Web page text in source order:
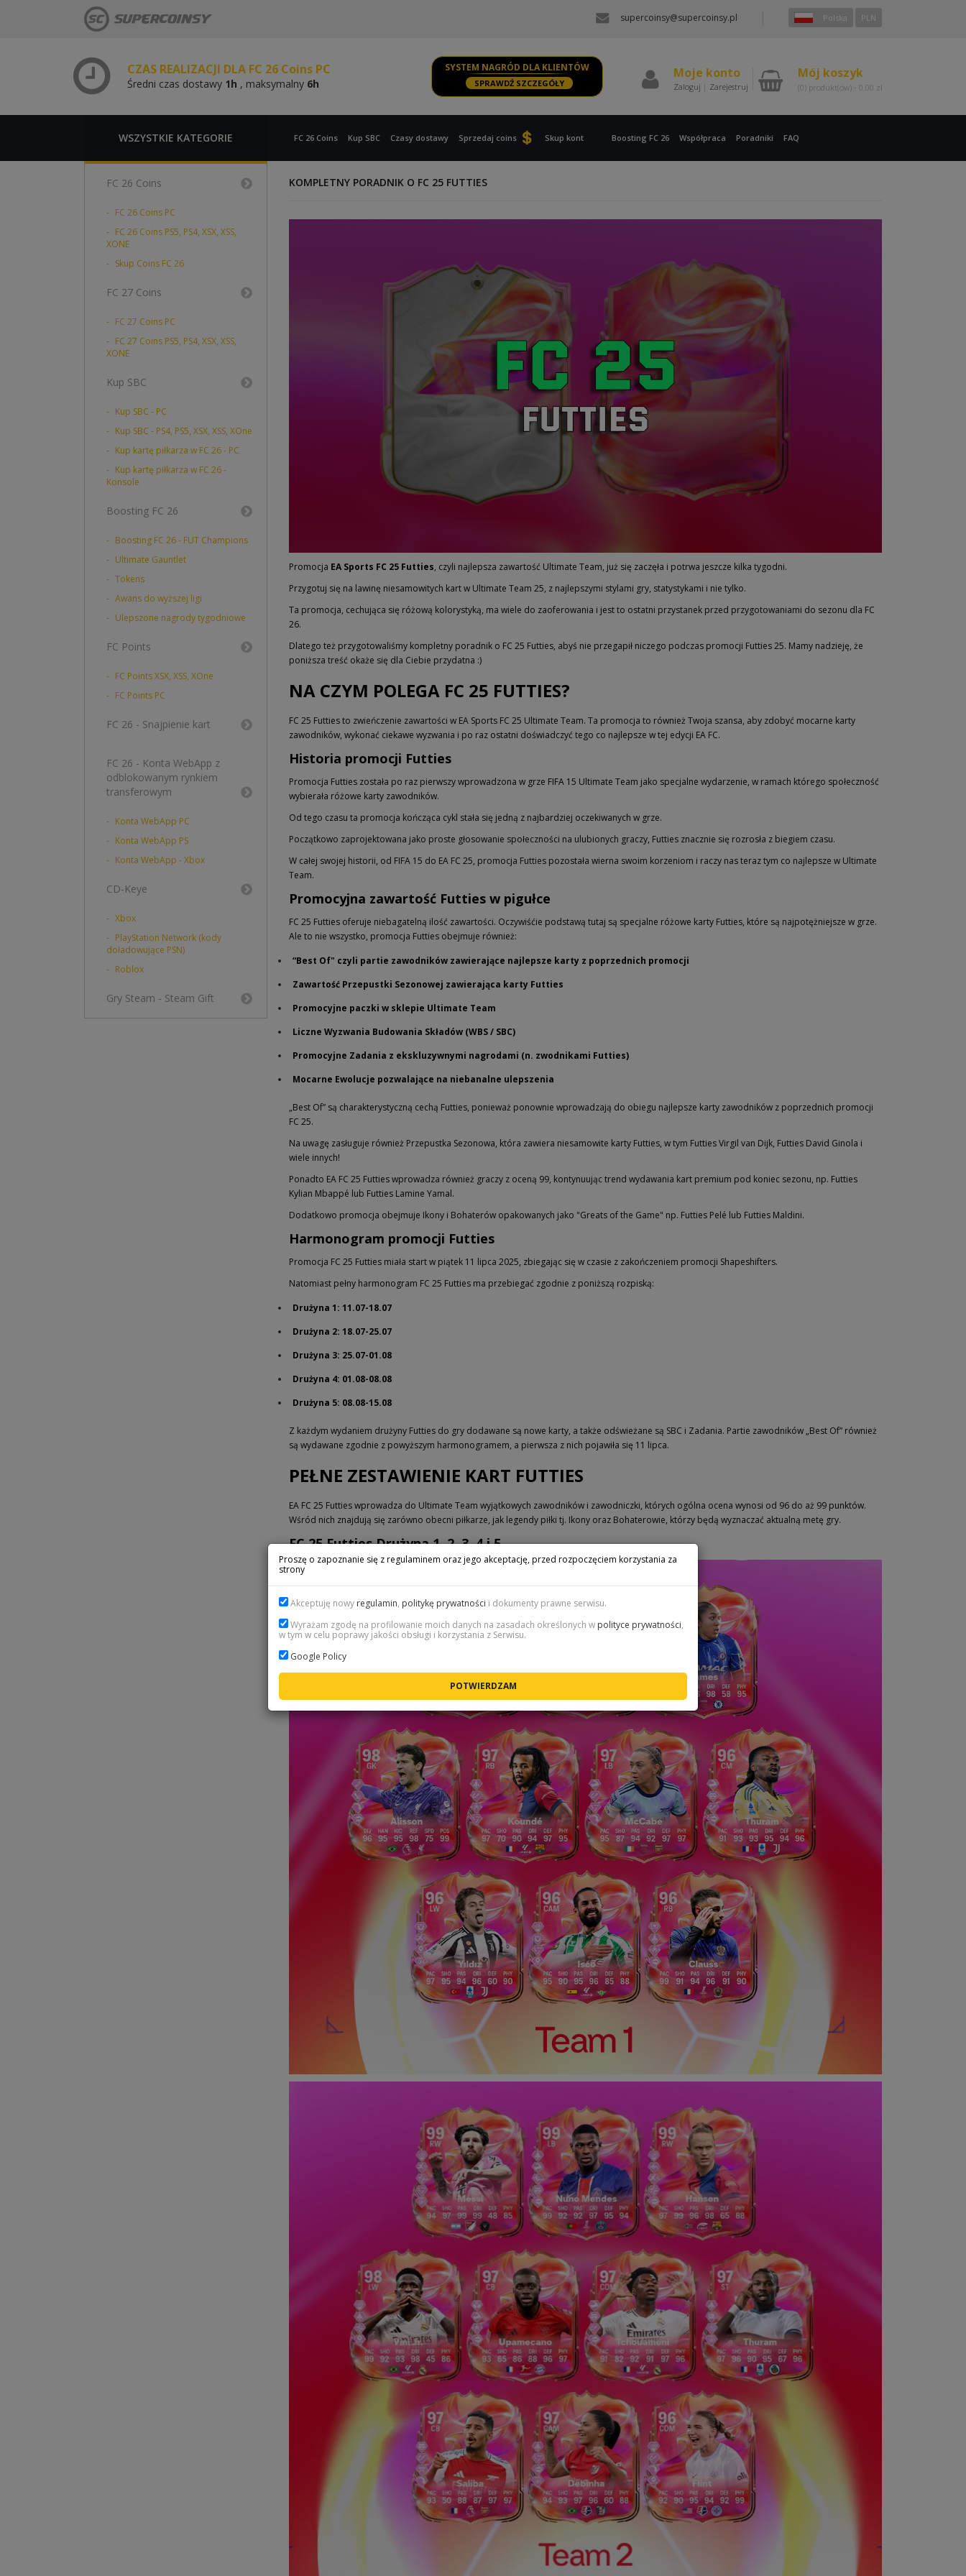
supercoinsy@supercoinsy.pl Polska PLN
CZAS REALIZACJI DLA FC 26 Coins PC
Średni czas dostawy 1h , maksymalny 6h
SYSTEM NAGRÓD DLA KLIENTÓW
SPRAWDŹ SZCZEGÓŁY
Moje konto
Zaloguj | Zarejestruj
Mój koszyk
(0) produkt(ów) - 0.00 zł
WSZYSTKIE KATEGORIE FC 26 Coins Kup SBC Czasy dostawy Sprzedaj coins Skup kont Boosting FC 26 Współpraca Poradniki FAQ
FC 26 Coins
FC 26 Coins PC
FC 26 Coins PS5, PS4, XSX, XSS,
XONE
Skup Coins FC 26
FC 27 Coins
FC 27 Coins PC
FC 27 Coins PS5, PS4, XSX, XSS,
XONE
Kup SBC
Kup SBC - PC
Kup SBC - PS4, PS5, XSX, XSS, XOne
Kup kartę piłkarza w FC 26 - PC
Kup kartę piłkarza w FC 26 -
Konsole
Boosting FC 26
Boosting FC 26 - FUT Champions
Ultimate Gauntlet
Tokens
Awans do wyższej ligi
Ulepszone nagrody tygodniowe
FC Points
FC Points XSX, XSS, XOne
FC Points PC
FC 26 - Snajpienie kart
FC 26 - Konta WebApp z
odblokowanym rynkiem
transferowym
Konta WebApp PC
Konta WebApp PS
Konta WebApp - Xbox
CD-Keye
Xbox
PlayStation Network (kody
doładowujące PSN)
Roblox
Gry Steam - Steam Gift
KOMPLETNY PORADNIK O FC 25 FUTTIES
Promocja EA Sports FC 25 Futties, czyli najlepsza zawartość Ultimate Team, już się zaczęła i potrwa jeszcze kilka tygodni.
Przygotuj się na lawinę niesamowitych kart w Ultimate Team 25, z najlepszymi stylami gry, statystykami i nie tylko.
Ta promocja, cechująca się różową kolorystyką, ma wiele do zaoferowania i jest to ostatni przystanek przed przygotowaniami do sezonu dla FC
26.
Dlatego też przygotowaliśmy kompletny poradnik o FC 25 Futties, abyś nie przegapił niczego podczas promocji Futties 25. Mamy nadzieję, że
poniższa treść okaże się dla Ciebie przydatna :)
NA CZYM POLEGA FC 25 FUTTIES?
FC 25 Futties to zwieńczenie zawartości w EA Sports FC 25 Ultimate Team. Ta promocja to również Twoja szansa, aby zdobyć mocarne karty
zawodników, wykonać ciekawe wyzwania i po raz ostatni doświadczyć tego co najlepsze w tej edycji EA FC.
Historia promocji Futties
Promocja Futties została po raz pierwszy wprowadzona w grze FIFA 15 Ultimate Team jako specjalne wydarzenie, w ramach którego społeczność
wybierała różowe karty zawodników.
Od tego czasu ta promocja kończąca cykl stała się jedną z najbardziej oczekiwanych w grze.
Początkowo zaprojektowana jako proste głosowanie społeczności na ulubionych graczy, Futties znacznie się rozrosła z biegiem czasu.
W całej swojej historii, od FIFA 15 do EA FC 25, promocja Futties pozostała wierna swoim korzeniom i raczy nas teraz tym co najlepsze w Ultimate
Team.
Promocyjna zawartość Futties w pigułce
FC 25 Futties oferuje niebagatelną ilość zawartości. Oczywiśćie podstawą tutaj są specjalne różowe karty Futties, które są najpotężniejsze w grze.
Ale to nie wszystko, promocja Futties obejmuje również:
“Best Of" czyli partie zawodników zawierające najlepsze karty z poprzednich promocji
Zawartość Przepustki Sezonowej zawierająca karty Futties
Promocyjne paczki w sklepie Ultimate Team
Liczne Wyzwania Budowania Składów (WBS / SBC)
Promocyjne Zadania z ekskluzywnymi nagrodami (n. zwodnikami Futties)
Mocarne Ewolucje pozwalające na niebanalne ulepszenia
„Best Of” są charakterystyczną cechą Futties, ponieważ ponownie wprowadzają do obiegu najlepsze karty zawodników z poprzednich promocji
FC 25.
Na uwagę zasługuje również Przepustka Sezonowa, która zawiera niesamowite karty Futties, w tym Futties Virgil van Dijk, Futties David Ginola i
wiele innych!
Ponadto EA FC 25 Futties wprowadza również graczy z oceną 99, kontynuując trend wydawania kart premium pod koniec sezonu, np. Futties
Kylian Mbappé lub Futties Lamine Yamal.
Dodatkowo promocja obejmuje Ikony i Bohaterów opakowanych jako "Greats of the Game" np. Futties Pelé lub Futties Maldini.
Harmonogram promocji Futties
Promocja FC 25 Futties miała start w piątek 11 lipca 2025, zbiegając się w czasie z zakończeniem promocji Shapeshifters.
Natomiast pełny harmonogram FC 25 Futties ma przebiegać zgodnie z poniższą rozpiską:
Drużyna 1: 11.07-18.07
Drużyna 2: 18.07-25.07
Drużyna 3: 25.07-01.08
Drużyna 4: 01.08-08.08
Drużyna 5: 08.08-15.08
Z każdym wydaniem drużyny Futties do gry dodawane są nowe karty, a także odświeżane są SBC i Zadania. Partie zawodników „Best Of” również
są wydawane zgodnie z powyższym harmonogramem, a pierwsza z nich pojawiła się 11 lipca.
PEŁNE ZESTAWIENIE KART FUTTIES
EA FC 25 Futties wprowadza do Ultimate Team wyjątkowych zawodników i zawodniczki, których ogólna ocena wynosi od 96 do aż 99 punktów.
Wśród nich znajdują się zarówno obecni piłkarze, jak legendy piłki tj. Ikony oraz Bohaterowie, którzy będą wyznaczać aktualną metę gry.
FC 25 Futties Drużyna 1, 2, 3, 4 i 5
Proszę o zapoznanie się z regulaminem oraz jego akceptację, przed rozpoczęciem korzystania za
strony
Akceptuję nowy regulamin, politykę prywatności i dokumenty prawne serwisu.
Wyrażam zgodę na profilowanie moich danych na zasadach określonych w polityce prywatności,
w tym w celu poprawy jakości obsługi i korzystania z Serwisu.
Google Policy